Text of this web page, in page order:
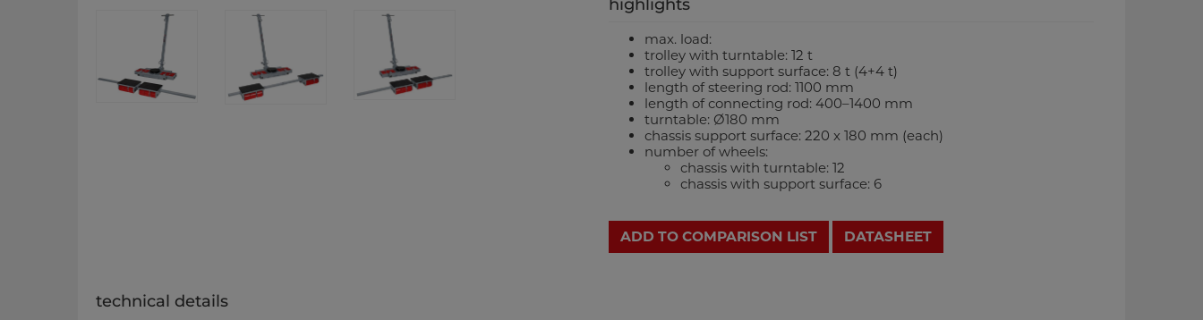
highlights
max. load:
trolley with turntable: 12 t
trolley with support surface: 8 t (4+4 t)
length of steering rod: 1100 mm
length of connecting rod: 400–1400 mm
turntable: Ø180 mm
chassis support surface: 220 x 180 mm (each)
number of wheels:
chassis with turntable: 12
chassis with support surface: 6
ADD TO COMPARISON LIST DATASHEET
technical details